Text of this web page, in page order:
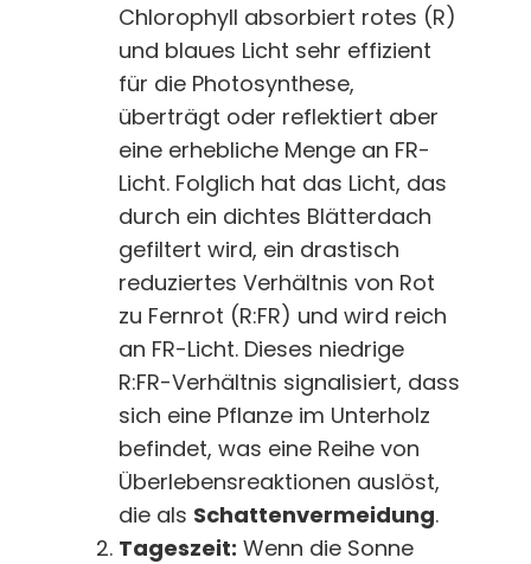
Chlorophyll absorbiert rotes (R)
und blaues Licht sehr effizient
für die Photosynthese,
überträgt oder reflektiert aber
eine erhebliche Menge an FR-
Licht. Folglich hat das Licht, das
durch ein dichtes Blätterdach
gefiltert wird, ein drastisch
reduziertes Verhältnis von Rot
zu Fernrot (R:FR) und wird reich
an FR-Licht. Dieses niedrige
R:FR-Verhältnis signalisiert, dass
sich eine Pflanze im Unterholz
befindet, was eine Reihe von
Überlebensreaktionen auslöst,
die als Schattenvermeidung.
Tageszeit: Wenn die Sonne